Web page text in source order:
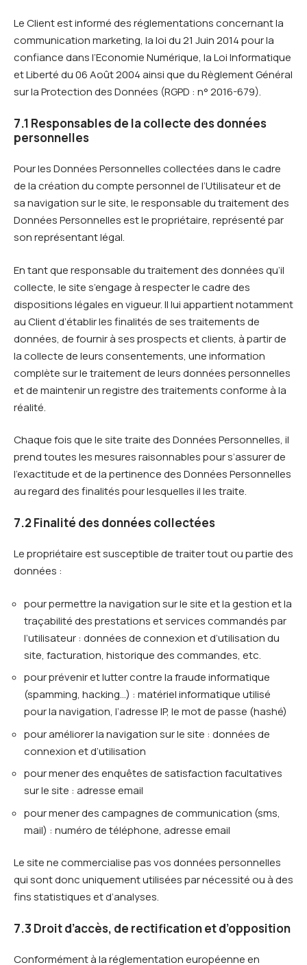
Le Client est informé des réglementations concernant la
communication marketing, la loi du 21 Juin 2014 pour la
confiance dans l’Economie Numérique, la Loi Informatique
et Liberté du 06 Août 2004 ainsi que du Règlement Général
sur la Protection des Données (RGPD : n° 2016-679).
7.1 Responsables de la collecte des données
personnelles
Pour les Données Personnelles collectées dans le cadre
de la création du compte personnel de l’Utilisateur et de
sa navigation sur le site, le responsable du traitement des
Données Personnelles est le propriétaire, représenté par
son représentant légal.
En tant que responsable du traitement des données qu’il
collecte, le site s’engage à respecter le cadre des
dispositions légales en vigueur. Il lui appartient notamment
au Client d’établir les finalités de ses traitements de
données, de fournir à ses prospects et clients, à partir de
la collecte de leurs consentements, une information
complète sur le traitement de leurs données personnelles
et de maintenir un registre des traitements conforme à la
réalité.
Chaque fois que le site traite des Données Personnelles, il
prend toutes les mesures raisonnables pour s’assurer de
l’exactitude et de la pertinence des Données Personnelles
au regard des finalités pour lesquelles il les traite.
7.2 Finalité des données collectées
Le propriétaire est susceptible de traiter tout ou partie des
données :
pour permettre la navigation sur le site et la gestion et la
traçabilité des prestations et services commandés par
l’utilisateur : données de connexion et d’utilisation du
site, facturation, historique des commandes, etc.
pour prévenir et lutter contre la fraude informatique
(spamming, hacking…) : matériel informatique utilisé
pour la navigation, l’adresse IP, le mot de passe (hashé)
pour améliorer la navigation sur le site : données de
connexion et d’utilisation
pour mener des enquêtes de satisfaction facultatives
sur le site : adresse email
pour mener des campagnes de communication (sms,
mail) : numéro de téléphone, adresse email
Le site ne commercialise pas vos données personnelles
qui sont donc uniquement utilisées par nécessité ou à des
fins statistiques et d’analyses.
7.3 Droit d’accès, de rectification et d’opposition
Conformément à la réglementation européenne en